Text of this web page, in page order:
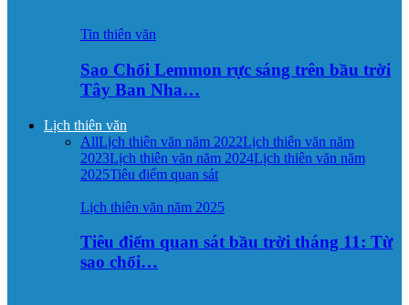
Tin thiên văn
Sao Chổi Lemmon rực sáng trên bầu trời
Tây Ban Nha…
Lịch thiên văn
AllLịch thiên văn năm 2022Lịch thiên văn năm
2023Lịch thiên văn năm 2024Lịch thiên văn năm
2025Tiêu điểm quan sát
Lịch thiên văn năm 2025
Tiêu điểm quan sát bầu trời tháng 11: Từ
sao chổi…